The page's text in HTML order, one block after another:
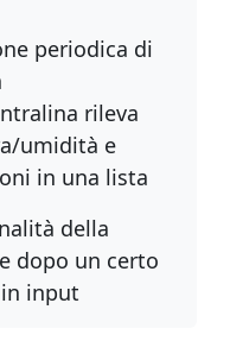
periodica di
rileva
umidità e
in una lista
della
dopo un certo
input